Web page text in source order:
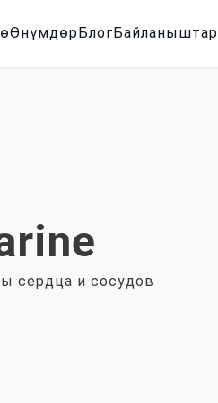
ӨнүмдөрБлогБайланыштар
сердца и сосудов